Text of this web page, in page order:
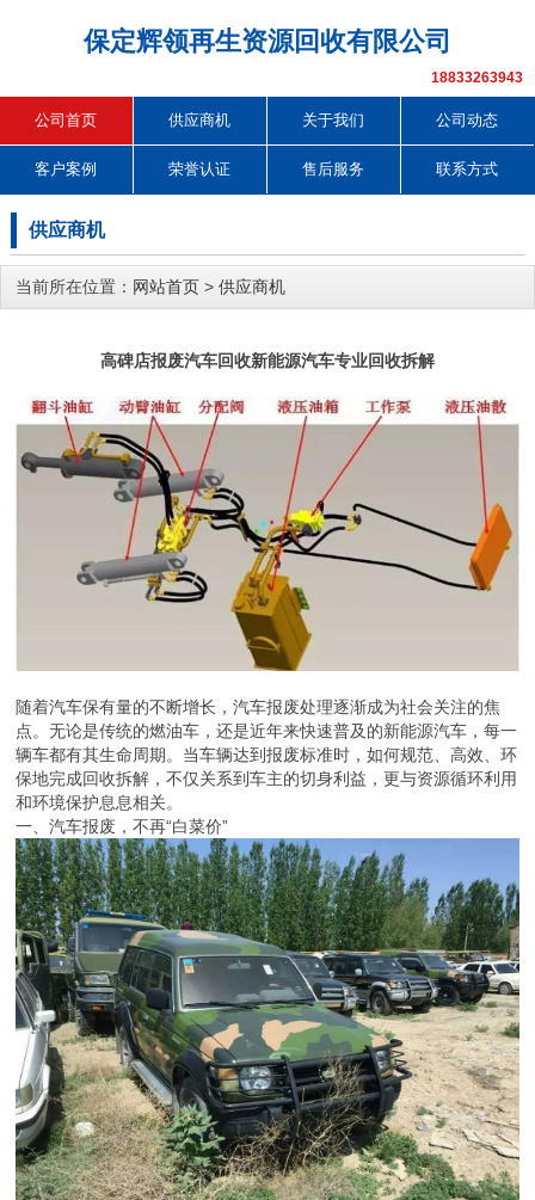
保定辉领再生资源回收有限公司
18833263943
公司首页 供应商机 关于我们 公司动态
客户案例 荣誉认证 售后服务 联系方式
供应商机
当前所在位置： 网站首页 > 供应商机
高碑店报废汽车回收新能源汽车专业回收拆解
随着汽车保有量的不断增长，汽车报废处理逐渐成为社会关注的焦
点。无论是传统的燃油车，还是近年来快速普及的新能源汽车，每一
辆车都有其生命周期。当车辆达到报废标准时，如何规范、高效、环
保地完成回收拆解，不仅关系到车主的切身利益，更与资源循环利用
和环境保护息息相关。
一、汽车报废，不再“白菜价”